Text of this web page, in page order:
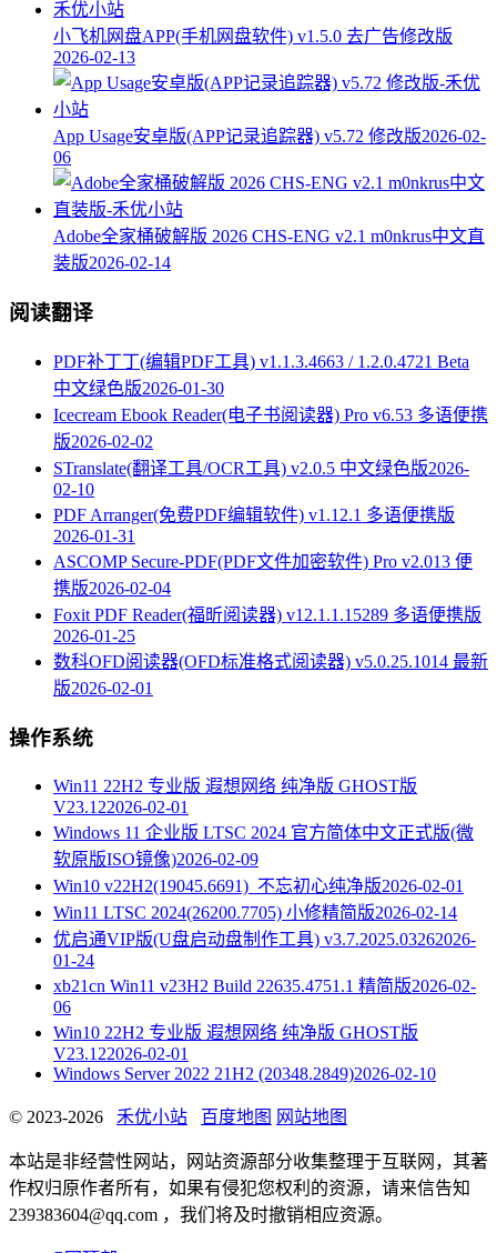
小飞机网盘APP(手机网盘软件) v1.5.0 去广告修改版
2026-02-13
App Usage安卓版(APP记录追踪器) v5.72 修改版2026-02-
06
Adobe全家桶破解版 2026 CHS-ENG v2.1 m0nkrus中文直
装版2026-02-14
阅读翻译
PDF补丁丁(编辑PDF工具) v1.1.3.4663 / 1.2.0.4721 Beta
中文绿色版2026-01-30
Icecream Ebook Reader(电子书阅读器) Pro v6.53 多语便携
版2026-02-02
STranslate(翻译工具/OCR工具) v2.0.5 中文绿色版2026-
02-10
PDF Arranger(免费PDF编辑软件) v1.12.1 多语便携版
2026-01-31
ASCOMP Secure-PDF(PDF文件加密软件) Pro v2.013 便
携版2026-02-04
Foxit PDF Reader(福昕阅读器) v12.1.1.15289 多语便携版
2026-01-25
数科OFD阅读器(OFD标准格式阅读器) v5.0.25.1014 最新
版2026-02-01
操作系统
Win11 22H2 专业版 遐想网络 纯净版 GHOST版
V23.122026-02-01
Windows 11 企业版 LTSC 2024 官方简体中文正式版(微
软原版ISO镜像)2026-02-09
Win10 v22H2(19045.6691)_不忘初心纯净版2026-02-01
Win11 LTSC 2024(26200.7705) 小修精简版2026-02-14
优启通VIP版(U盘启动盘制作工具) v3.7.2025.03262026-
01-24
xb21cn Win11 v23H2 Build 22635.4751.1 精简版2026-02-
06
Win10 22H2 专业版 遐想网络 纯净版 GHOST版
V23.122026-02-01
Windows Server 2022 21H2 (20348.2849)2026-02-10
© 2023-2026 禾优小站 百度地图 网站地图
本站是非经营性网站，网站资源部分收集整理于互联网，其著
作权归原作者所有，如果有侵犯您权利的资源，请来信告知
239383604@qq.com ，我们将及时撤销相应资源。